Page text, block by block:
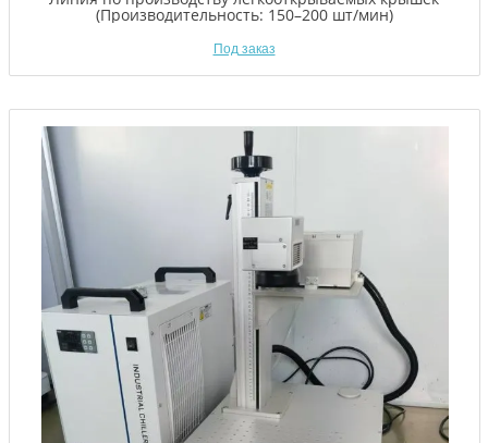
(Производительность: 150–200 шт/мин)
Под заказ